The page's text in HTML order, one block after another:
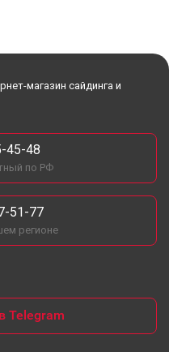
магазин сайдинга и
45-48
по РФ
51-77
регионе
Telegram